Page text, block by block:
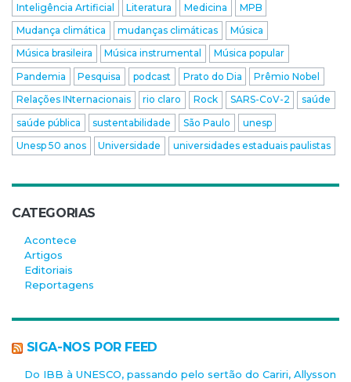
Inteligência Artificial
Literatura Medicina
MPB
Mudança climática
mudanças climáticas
Música
Música brasileira
Música instrumental
Música popular
Pandemia
Pesquisa podcast Prato do Dia
Prêmio Nobel
Relações INternacionais
rio claro Rock SARS-CoV-2
saúde
saúde pública
sustentabilidade São Paulo
unesp
Unesp 50 anos
Universidade universidades estaduais paulistas
CATEGORIAS
Acontece
Artigos
Editoriais
Reportagens
SIGA-NOS POR FEED
Do IBB à UNESCO, passando pelo sertão do Cariri, Allysson